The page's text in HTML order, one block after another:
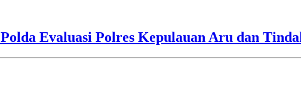
Evaluasi Polres Kepulauan Aru dan